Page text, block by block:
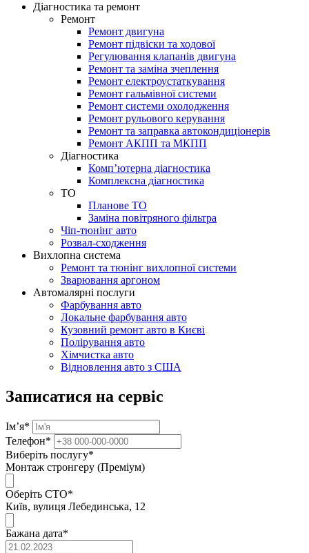
Діагностика та ремонт
Ремонт
Ремонт двигуна
Ремонт підвіски та ходової
Регулювання клапанів двигуна
Ремонт та заміна зчеплення
Ремонт електроустаткування
Ремонт гальмівної системи
Ремонт системи охолодження
Ремонт рульового керування
Ремонт та заправка автокондиціонерів
Ремонт АКПП та МКПП
Діагностика
Комп’ютерна діагностика
Комплексна діагностика
ТО
Планове ТО
Заміна повітряного фільтра
Чіп-тюнінг авто
Розвал-сходження
Вихлопна система
Ремонт та тюнінг вихлопної системи
Зварювання аргоном
Автомалярні послуги
Фарбування авто
Локальне фарбування авто
Кузовний ремонт авто в Києві
Полірування авто
Хімчистка авто
Відновлення авто з США
Записатися на сервіс
Ім’я*
Телефон*
Виберіть послугу*
Монтаж стронгеру (Преміум)
Оберіть СТО*
Київ, вулиця Лебединська, 12
Бажана дата*